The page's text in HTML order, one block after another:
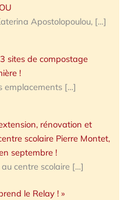
Apostolopoulou, […]
sites de compostage
!
emplacements […]
rénovation et
scolaire Pierre Montet,
septembre !
centre scolaire […]
le Relay ! »